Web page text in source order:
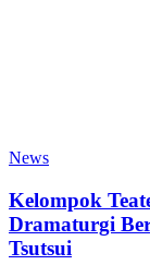
News
Kelompok
Dramaturgi
Tsutsui